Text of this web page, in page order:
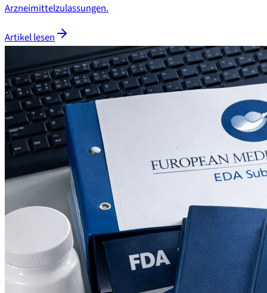
Arzneimittelzulassungen.
Artikel lesen